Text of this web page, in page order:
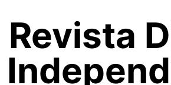
contenido
Revista